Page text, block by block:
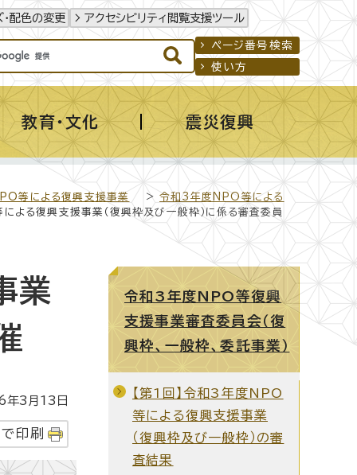
配色の変更 アクセシビリティ閲覧支援ツール
ページ番号検索
使い方
教育・文化 震災復興
等による復興支援事業 >令和3年度NPO等による
よる復興支援事業（復興枠及び一般枠）に係る審査委員
業
3月13日
印刷
令和3年度NPO等復興
支援事業審査委員会（復
興枠、一般枠、委託事業）
【第1回】令和3年度NPO
等による復興支援事業
（復興枠及び一般枠）の審
査結果